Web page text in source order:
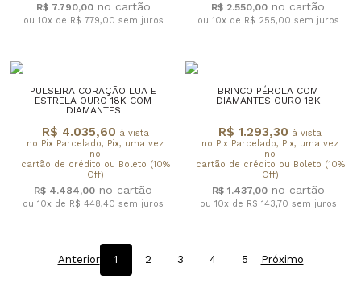
R$ 7.790,00
ou 10x de R$ 779,00 sem juros
R$ 2.550,00
ou 10x de R$ 255,00 sem juros
PULSEIRA CORAÇÃO LUA E
ESTRELA OURO 18K COM
DIAMANTES
R$ 4.035,60 à vista
no Pix Parcelado, Pix, uma vez
no
cartão de crédito ou Boleto (10%
Off)
R$ 4.484,00
ou 10x de R$ 448,40 sem juros
BRINCO PÉROLA COM
DIAMANTES OURO 18K
R$ 1.293,30 à vista
no Pix Parcelado, Pix, uma vez
no
cartão de crédito ou Boleto (10%
Off)
R$ 1.437,00
ou 10x de R$ 143,70 sem juros
Anterior 1 2 3 4 5 Próximo